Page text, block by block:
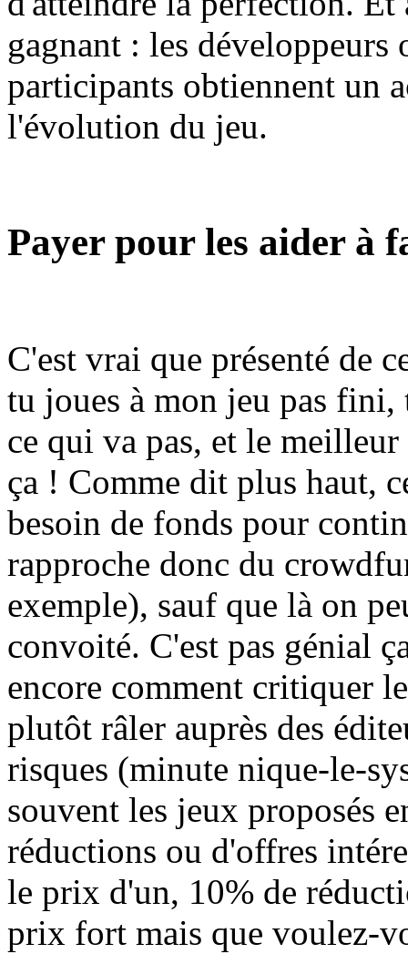
gagnant : les
participants obtiennent un
l'évolution du jeu.
Payer pour les aider à
C'est vrai que présenté de
tu joues à mon jeu pas fini,
ce qui va pas, et le
ça ! Comme dit plus haut,
besoin de fonds pour
rapproche donc du
exemple), sauf que là on
convoité. C'est pas génial
encore comment critiquer
plutôt râler auprès des
risques (minute nique-le-
souvent les jeux proposés
réductions ou d'offres
le prix d'un, 10% de
prix fort mais que voulez-